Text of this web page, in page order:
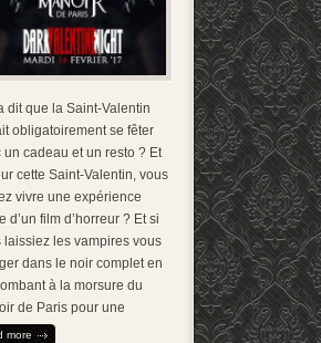
dit que la Saint-Valentin
obligatoirement se fêter
un cadeau et un resto ? Et
cette Saint-Valentin, vous
vivre une expérience
d’un film d’horreur ? Et si
laissiez les vampires vous
dans le noir complet en
à la morsure du
de Paris pour une
more